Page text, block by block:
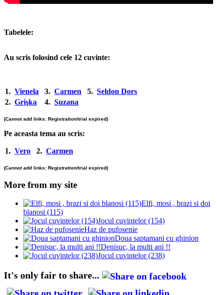
Tabelele:
Au scris folosind cele 12 cuvinte:
1. Vienela 3. Carmen 5. Seldon Dors
2. Grişka 4. Suzana
(Cannot add links: Registration/trial expired)
Pe aceasta tema au scris:
1. Vero 2. Carmen
(Cannot add links: Registration/trial expired)
More from my site
Elfi, mosi , brazi si doi
blanosi (115)
Jocul cuvintelor (154)
Haz de pufosenie
Doua saptamani cu ghinion
Denisuc, la multi ani !!
Jocul cuvintelor (238)
It's only fair to share...